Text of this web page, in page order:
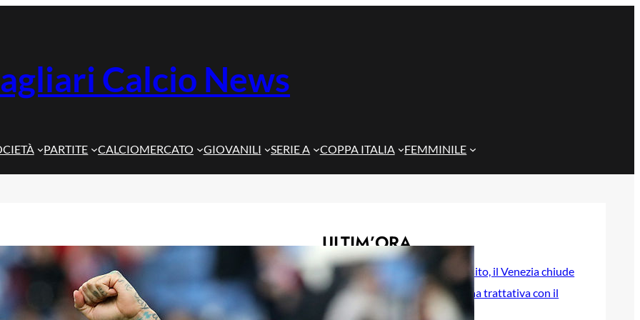
Calcio News
PARTITE CALCIOMERCATO GIOVANILI SERIE A COPPA ITALIA FEMMINILE
ULTIM’ORA
Futuro di Esposito, il Venezia chiude
la porta: nessuna trattativa con il
Cagliari